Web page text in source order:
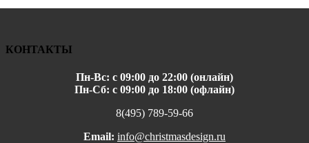
КОНТАКТЫ
Пн-Вс: с 09:00 до 22:00 (онлайн)
Пн-Сб: с 09:00 до 18:00 (офлайн)
8(495) 789-59-66
Email: info@christmasdesign.ru